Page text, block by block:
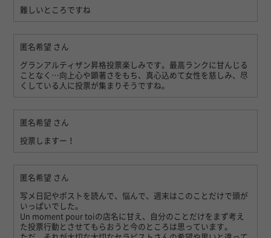
難しいところですね
匿名希望 さん
グランアルティザン昇格投票楽しみです。最高ランクに甘んじる
ことなく…向上心や顕著さをもち、真心込めて女性を慈しみ、尽
くしている人に投票が集まりそうですね。
匿名希望 さん
投票しますー！
匿名希望 さん
写メ日記やポストを読んで、悩んで、週末はこのことだけで頭が
いっぱいでした。
Un moment pour toiの店名に甘え、自分のことだけをまず考え
た投票行動とさせてもらおうと今のところは思っています。